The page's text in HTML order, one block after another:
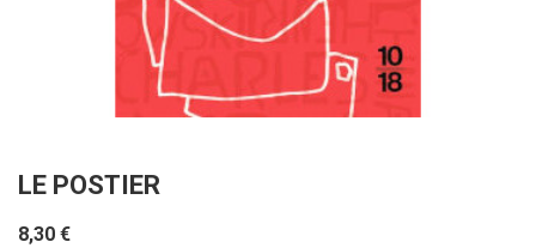
LE POSTIER
8,30 €